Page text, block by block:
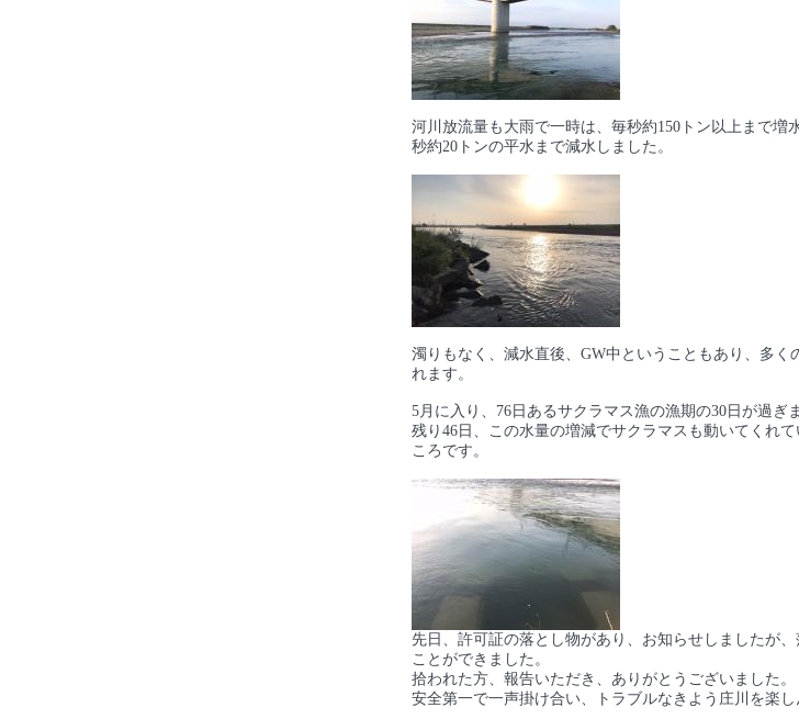
河川放流量も大雨で一時は、毎秒約150トン以上まで増
秒約20トンの平水まで減水しました。
濁りもなく、減水直後、GW中ということもあり、多く
れます。
5月に入り、76日あるサクラマス漁の漁期の30日が過ぎ
残り46日、この水量の増減でサクラマスも動いてくれ
ころです。
先日、許可証の落とし物があり、お知らせしましたが
ことができました。
拾われた方、報告いただき、ありがとうございました。
安全第一で一声掛け合い、トラブルなきよう庄川を楽し